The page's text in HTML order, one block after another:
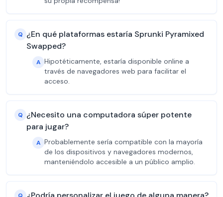
Q ¿En qué plataformas estaría Sprunki Pyramixed
Swapped?
A Hipotéticamente, estaría disponible online a
través de navegadores web para facilitar el
acceso.
Q ¿Necesito una computadora súper potente
para jugar?
A Probablemente sería compatible con la mayoría
de los dispositivos y navegadores modernos,
manteniéndolo accesible a un público amplio.